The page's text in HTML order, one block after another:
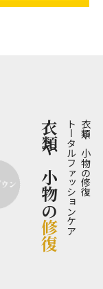
衣類や小物の修復
トータルファッションケア
衣類や小物の
修復